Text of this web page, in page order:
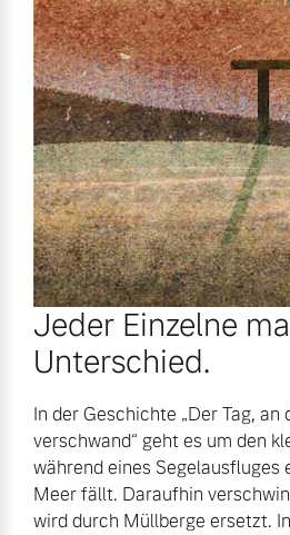
Jeder Einzelne
Unterschied.
In der Geschichte „Der Tag, an
verschwand“ geht es um den
während eines Segelausfluges
Meer fällt. Daraufhin
wird durch Müllberge ersetzt.